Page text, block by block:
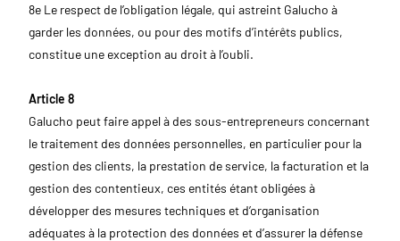
8e Le respect de l’obligation légale, qui astreint Galucho à
garder les données, ou pour des motifs d’intérêts publics,
constitue une exception au droit à l’oubli.
Article 8
Galucho peut faire appel à des sous-entrepreneurs concernant
le traitement des données personnelles, en particulier pour la
gestion des clients, la prestation de service, la facturation et la
gestion des contentieux, ces entités étant obligées à
développer des mesures techniques et d’organisation
adéquates à la protection des données et d’assurer la défense